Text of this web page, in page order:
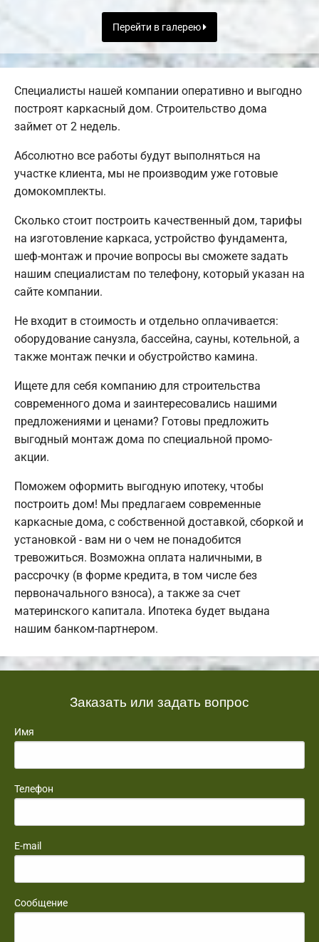
Перейти в галерею
Специалисты нашей компании оперативно и выгодно
построят каркасный дом. Строительство дома
займет от 2 недель.
Абсолютно все работы будут выполняться на
участке клиента, мы не производим уже готовые
домокомплекты.
Сколько стоит построить качественный дом, тарифы
на изготовление каркаса, устройство фундамента,
шеф-монтаж и прочие вопросы вы сможете задать
нашим специалистам по телефону, который указан на
сайте компании.
Не входит в стоимость и отдельно оплачивается:
оборудование санузла, бассейна, сауны, котельной, а
также монтаж печки и обустройство камина.
Ищете для себя компанию для строительства
современного дома и заинтересовались нашими
предложениями и ценами? Готовы предложить
выгодный монтаж дома по специальной промо-
акции.
Поможем оформить выгодную ипотеку, чтобы
построить дом! Мы предлагаем современные
каркасные дома, с собственной доставкой, сборкой и
установкой - вам ни о чем не понадобится
тревожиться. Возможна оплата наличными, в
рассрочку (в форме кредита, в том числе без
первоначального взноса), а также за счет
материнского капитала. Ипотека будет выдана
нашим банком-партнером.
Заказать или задать вопрос
Имя
Телефон
E-mail
Сообщение